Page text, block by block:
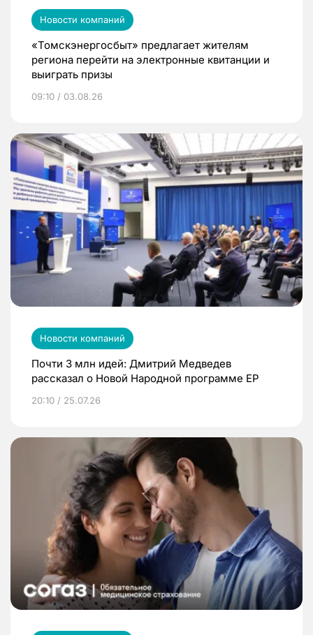
Новости компаний
«Томскэнергосбыт» предлагает жителям
региона перейти на электронные квитанции и
выиграть призы
09:10 / 03.08.26
Новости компаний
Почти 3 млн идей: Дмитрий Медведев
рассказал о Новой Народной программе ЕР
20:10 / 25.07.26